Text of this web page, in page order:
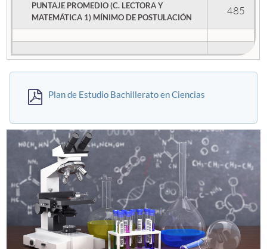
PUNTAJE PROMEDIO (C. LECTORA Y
MATEMÁTICA 1) MÍNIMO DE POSTULACIÓN
485
Plan de Estudio Bachillerato en Ciencias